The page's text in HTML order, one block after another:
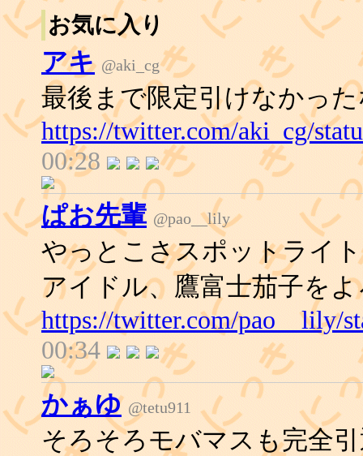
お気に入り
アキ @aki_cg
最後まで限定引けなかっ
https://twitter.com/aki_cg/
00:28
ぱお先輩 @pao__lily
やっとこさスポットライ
アイドル、鷹富士茄子を
https://twitter.com/pao__lily/
00:34
かぁゆ @tetu911
そろそろモバマスも完全